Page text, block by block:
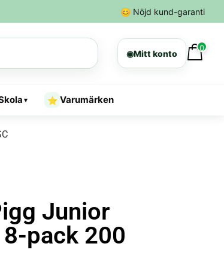
😊 Nöjd kund-garanti
◉Mitt konto
0
▾ ⭐ Varumärken
Junior
pack 200